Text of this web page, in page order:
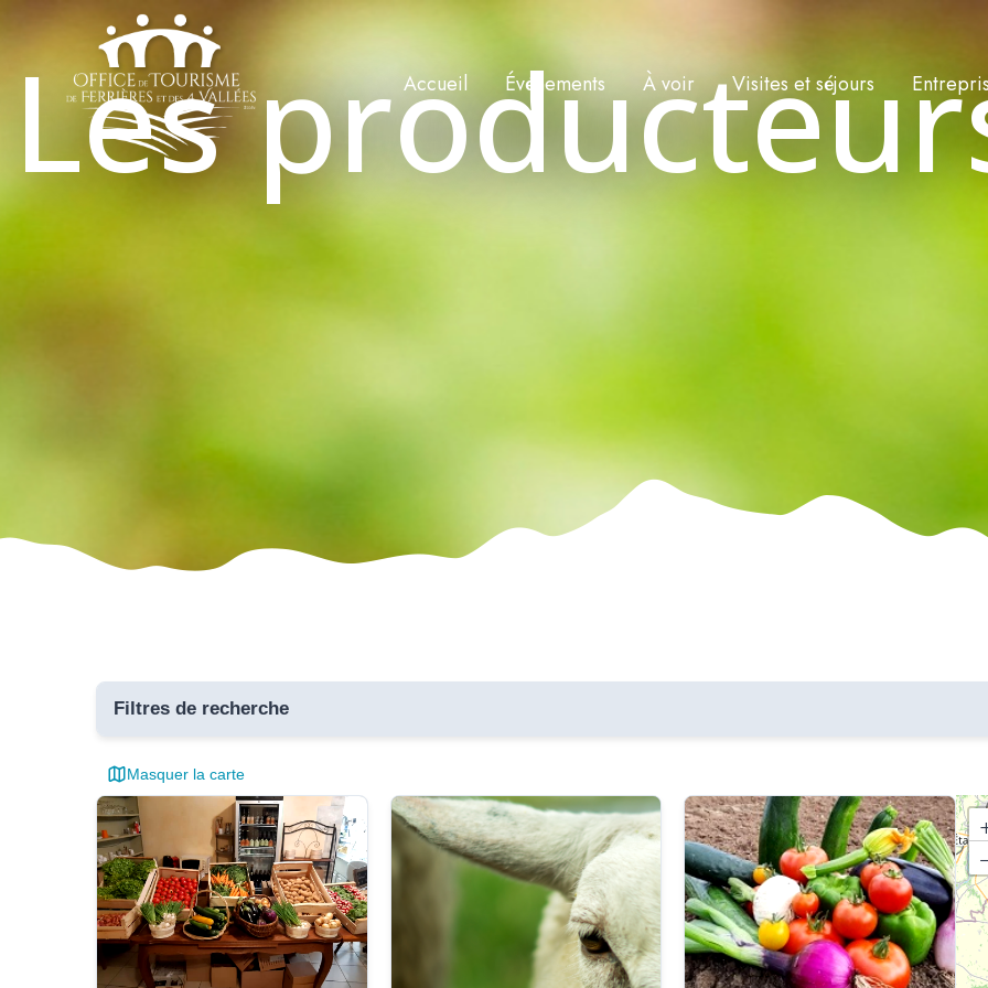
Accueil Événements À voir Visites et séjours
Les
Filtres de recherche
Masquer la carte